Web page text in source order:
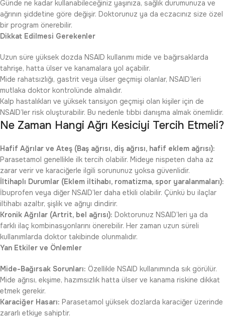
Günde ne kadar kullanabileceğiniz yaşınıza, sağlık durumunuza ve
ağrının şiddetine göre değişir. Doktorunuz ya da eczacınız size özel
bir program önerebilir.
Dikkat Edilmesi Gerekenler
Uzun süre yüksek dozda NSAID kullanımı mide ve bağırsaklarda
tahrişe, hatta ülser ve kanamalara yol açabilir.
Mide rahatsızlığı, gastrit veya ülser geçmişi olanlar, NSAID’leri
mutlaka doktor kontrolünde almalıdır.
Kalp hastalıkları ve yüksek tansiyon geçmişi olan kişiler için de
NSAID’ler risk oluşturabilir. Bu nedenle tıbbi danışma almak önemlidir.
Ne Zaman Hangi Ağrı Kesiciyi Tercih Etmeli?
Hafif Ağrılar ve Ateş (Baş ağrısı, diş ağrısı, hafif eklem ağrısı):
Parasetamol genellikle ilk tercih olabilir. Mideye nispeten daha az
zarar verir ve karaciğerle ilgili sorununuz yoksa güvenlidir.
İltihaplı Durumlar (Eklem iltihabı, romatizma, spor yaralanmaları):
İbuprofen veya diğer NSAID’ler daha etkili olabilir. Çünkü bu ilaçlar
iltihabı azaltır, şişlik ve ağrıyı dindirir.
Kronik Ağrılar (Artrit, bel ağrısı): Doktorunuz NSAID’leri ya da
farklı ilaç kombinasyonlarını önerebilir. Her zaman uzun süreli
kullanımlarda doktor takibinde olunmalıdır.
Yan Etkiler ve Önlemler
Mide-Bağırsak Sorunları: Özellikle NSAID kullanımında sık görülür.
Mide ağrısı, ekşime, hazımsızlık hatta ülser ve kanama riskine dikkat
etmek gerekir.
Karaciğer Hasarı: Parasetamol yüksek dozlarda karaciğer üzerinde
zararlı etkiye sahiptir.